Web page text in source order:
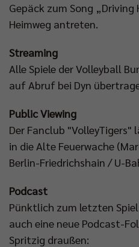
Gepäck zum Song
Heimweg antreten.
Streaming
Alle Spiele der Volleyball
auf Abruf bei Dyn
Public Viewing
Der Fanclub
in die Alte Feuerwache
Berlin-Friedrichshain / U-
Podcast
Pünktlich zum letzten
auch eine neue Podcast-
Spritzig draußen: